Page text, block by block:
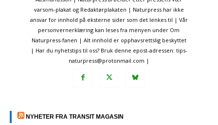
varsom-plakat og Redaktørplakaten | Naturpress har ikke
ansvar for innhold på eksterne sider som det lenkes til | Vår
personvernerklæring kan leses fra menyen under Om
Naturpress-fanen | Alt innhold er opphavsrettslig beskyttet
| Har du nyhetstips til oss? Bruk denne epost-adressen: tips-
naturpress@protonmail.com |
NYHETER FRA TRANSIT MAGASIN